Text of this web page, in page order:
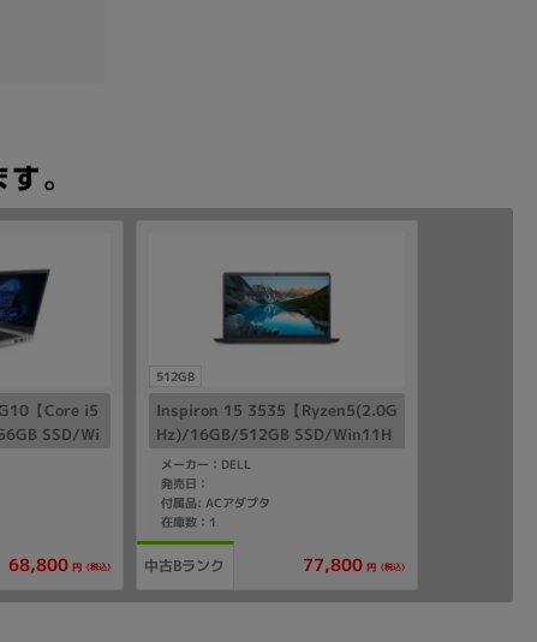
【Core i5
SSD/Wi
68,800 円 (税込)
512GB
Inspiron 15 3535【Ryzen5(2.0G
Hz)/16GB/512GB SSD/Win11H
ome】
メーカー：DELL
発売日：
付属品: ACアダプタ
在庫数：1
中古Bランク 77,800 円 (税込)